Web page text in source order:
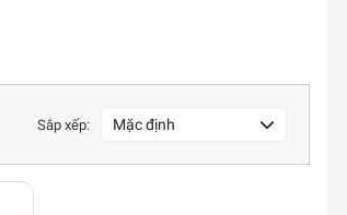
Sắp xếp: Mặc định